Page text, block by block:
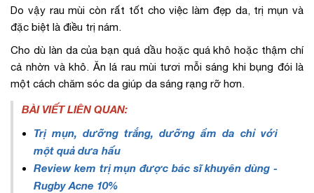
Do vậy rau mùi còn rất tốt cho việc làm đẹp da, trị mụn và
đặc biệt là điều trị nám.
Cho dù làn da của bạn quá dầu hoặc quá khô hoặc thậm chí
cả nhờn và khô. Ăn lá rau mùi tươi mỗi sáng khi bụng đói là
một cách chăm sóc da giúp da sáng rạng rỡ hơn.
BÀI VIẾT LIÊN QUAN:
Trị mụn, dưỡng trắng, dưỡng ẩm da chỉ với
một quả dưa hấu
Review kem trị mụn được bác sĩ khuyên dùng -
Rugby Acne 10%